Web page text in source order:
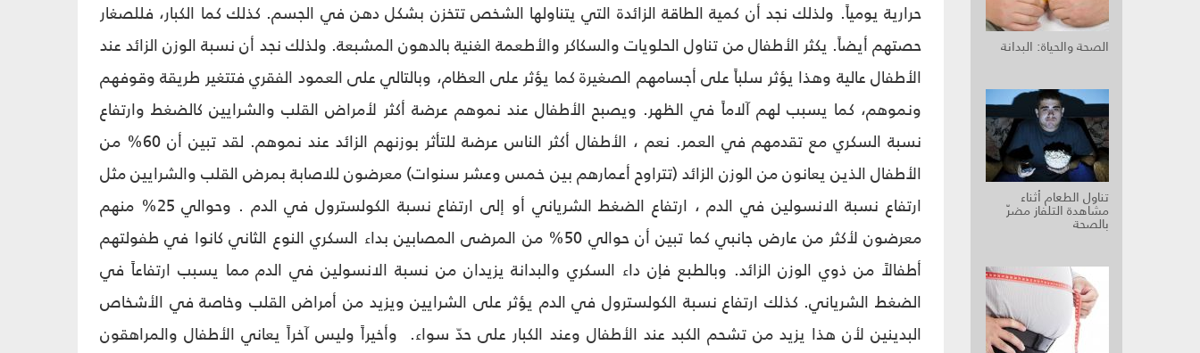
الصحة والحياة: البدانة
تناول الطعام أثناء
مشاهدة التلفاز مضرّ
بالصحة
حرارية يومياً. ولذلك نجد أن كمية الطاقة الزائدة التي يتناولها الشخص تتخزن بشكل دهن في الجسم. كذلك كما الكبار، فللصغار
حصتهم أيضاً. يكثر الأطفال من تناول الحلويات والسكاكر والأطعمة الغنية بالدهون المشبعة. ولذلك نجد أن نسبة الوزن الزائد عند
الأطفال عالية وهذا يؤثر سلباً على أجسامهم الصغيرة كما يؤثر على العظام، وبالتالي على العمود الفقري فتتغير طريقة وقوفهم
ونموهم، كما يسبب لهم آلاماً في الظهر. ويصبح الأطفال عند نموهم عرضة أكثر لأمراض القلب والشرايين كالضغط وارتفاع
نسبة السكري مع تقدمهم في العمر. نعم ، الأطفال أكثر الناس عرضة للتأثر بوزنهم الزائد عند نموهم. لقد تبين أن 60% من
الأطفال الذين يعانون من الوزن الزائد (تتراوح أعمارهم بين خمس وعشر سنوات) معرضون للاصابة بمرض القلب والشرايين مثل
ارتفاع نسبة الانسولين في الدم ، ارتفاع الضغط الشرياني أو إلى ارتفاع نسبة الكولسترول في الدم . وحوالي 25% منهم
معرضون لأكثر من عارض جانبي كما تبين أن حوالي 50% من المرضى المصابين بداء السكري النوع الثاني كانوا في طفولتهم
أطفالاً من ذوي الوزن الزائد. وبالطبع فإن داء السكري والبدانة يزيدان من نسبة الانسولين في الدم مما يسبب ارتفاعاً في
الضغط الشرياني. كذلك ارتفاع نسبة الكولسترول في الدم يؤثر على الشرايين ويزيد من أمراض القلب وخاصة في الأشخاص
البدينين لأن هذا يزيد من تشحم الكبد عند الأطفال وعند الكبار على حدّ سواء. وأخيراً وليس آخراً يعاني الأطفال والمراهقون